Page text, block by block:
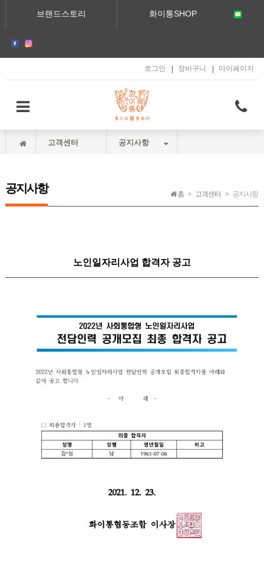
브랜드스토리
화이통SHOP
로그인 장바구니 마이페이지
고객센터 공지사항
홈 고객센터 공지사항
공지사항
노인일자리사업 합격자 공고